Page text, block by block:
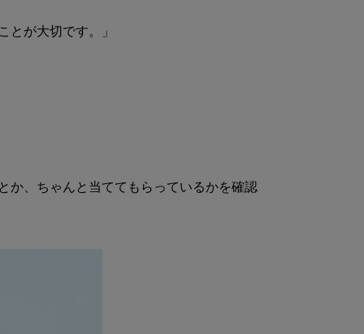
とが大切です。」
か、ちゃんと当ててもらっているかを確認